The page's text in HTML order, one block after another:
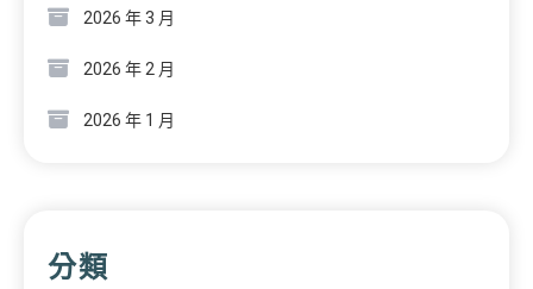
2026 年 3 月
2026 年 2 月
2026 年 1 月
分類